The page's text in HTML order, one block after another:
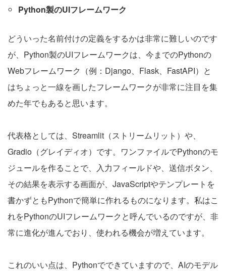
Python製のUIフレームワーク
どういった名前付けの定義をするかは非常に難しいのです
が、Python製のUIフレームワークは、今までのPythonの
Webフレームワーク（例：Django、Flask、FastAPI）と
はちょっと一線を画したフレームワークが非常に注目を集
めた年でもあると思います。
代表格としては、Streamlit（ストリームリット）や、
Gradio（グレイディオ）です。ワンファイルでPythonのモ
ジュールを作ることで、入力フィールドや、送信ボタン、
その結果を表示する画面が、JavaScriptやテンプレートを
書かずともPythonで簡単に作れるものになります。私はこ
れをPythonのUIフレームワークと呼んでいるのですが、非
常に進化が進んでおり、使われる機会が増えています。
これのいい点は、Pythonでできていますので、AIのモデル